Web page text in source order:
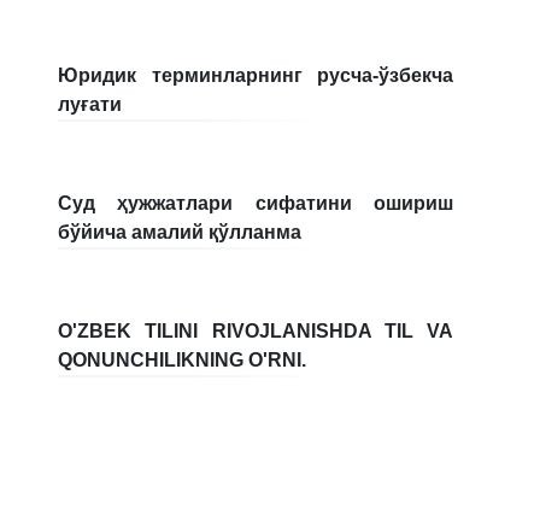
Юридик терминларнинг русча-ўзбекча
луғати
Суд ҳужжатлари сифатини ошириш
бўйича амалий қўлланма
O'ZBEK TILINI RIVOJLANISHDA TIL VA
QONUNCHILIKNING O'RNI.
9. Magistratura kvotasi (4) ✉️ Adminga yozish